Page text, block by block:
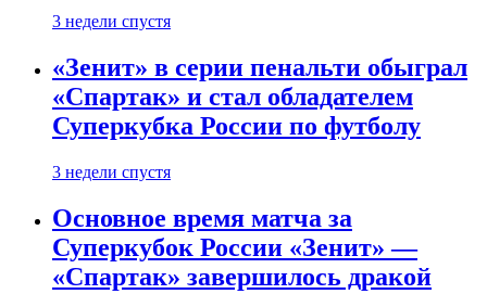
3 недели спустя
«Зенит» в серии пенальти обыграл
«Спартак» и стал обладателем
Суперкубка России по футболу
3 недели спустя
Основное время матча за
Суперкубок России «Зенит» —
«Спартак» завершилось дракой